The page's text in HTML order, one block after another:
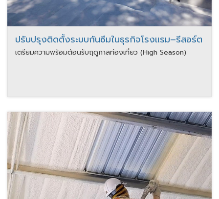
ปรับปรุงติดตั้งระบบกันซึมในธุรกิจโรงแรม–รีสอร์ต
เตรียมความพร้อมต้อนรับฤดูกาลท่องเที่ยว (High Season)